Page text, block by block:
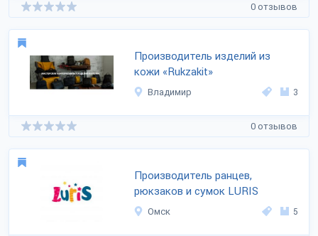
0 отзывов
Производитель изделий из
кожи «Rukzakit»
Владимир 3
0 отзывов
Производитель ранцев,
рюкзаков и сумок LURIS
Омск 5